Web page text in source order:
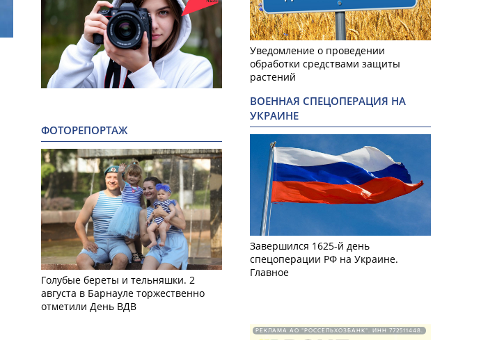
ФОТОРЕПОРТАЖ
Голубые береты и тельняшки. 2
августа в Барнауле торжественно
отметили День ВДВ
Уведомление о проведении
обработки средствами защиты
растений
ВОЕННАЯ СПЕЦОПЕРАЦИЯ НА
УКРАИНЕ
Завершился 1625-й день
спецоперации РФ на Украине.
Главное
РЕКЛАМА АО "РОССЕЛЬХОЗБАНК". ИНН 772511448.